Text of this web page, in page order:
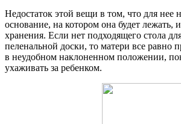
Недостаток этой вещи в том, что для нее
основание, на котором она будет лежать,
хранения. Если нет подходящего стола
пеленальной доски, то матери все равно
в неудобном наклоненном положении,
ухаживать за ребенком.